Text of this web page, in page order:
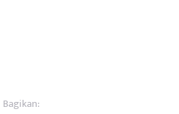
Bagikan: